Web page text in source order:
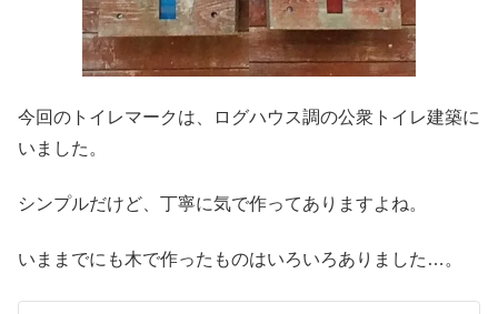
今回のトイレマークは、ログハウス調の公衆トイレ建築に
いました。
シンプルだけど、丁寧に気で作ってありますよね。
いままでにも木で作ったものはいろいろありました…。